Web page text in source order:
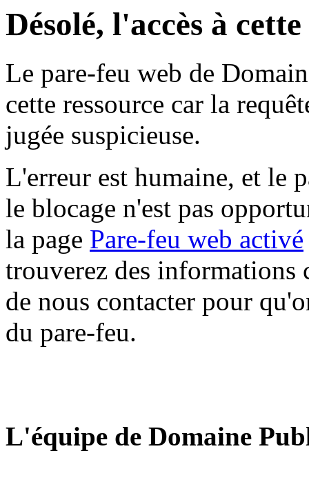
Désolé, l'accès à
Le pare-feu web de
cette ressource car la
jugée suspicieuse.
L'erreur est humaine, et le
le blocage n'est pas
la page Pare-feu web activé
trouverez des informations
de nous contacter pour
du pare-feu.
L'équipe de Domaine